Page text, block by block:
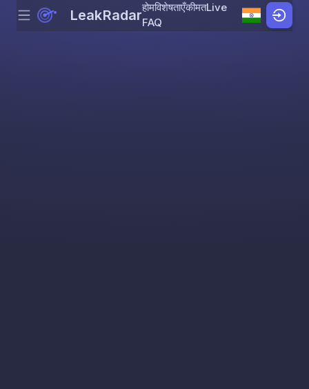
Skip to content
Menu LeakRadarहोमविशेषताएँकीमतLive
FAQ